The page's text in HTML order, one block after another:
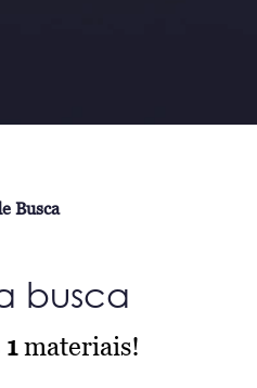
Busca
busca
1materiais!